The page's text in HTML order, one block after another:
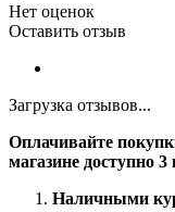
Нет оценок
Оставить отзыв
Загрузка отзывов...
Оплачивайте
магазине доступно
Наличными